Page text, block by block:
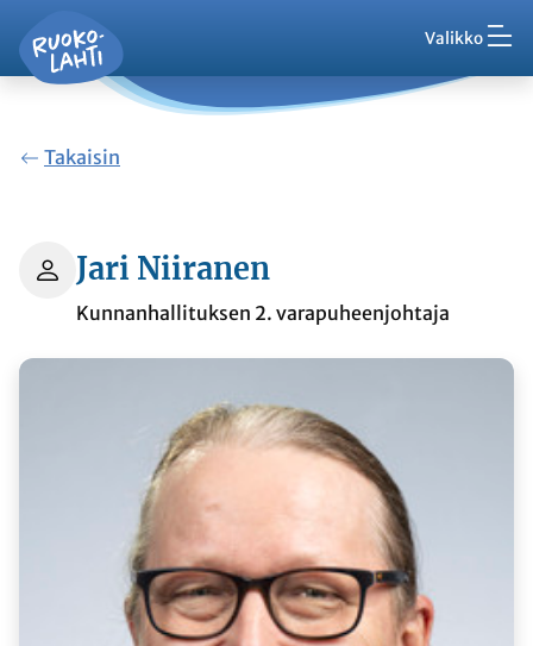
Siirry pääsisältöön Valikko
Ruokolahti - etusivu
Palaute
VisitRuokolahti
Takaisin
Jari Niiranen
Kunnanhallituksen 2. varapuheenjohtaja